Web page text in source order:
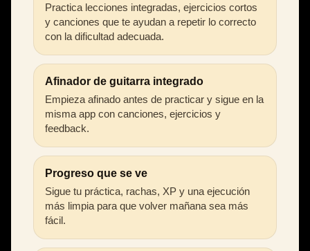
Practica lecciones integradas, ejercicios cortos
y canciones que te ayudan a repetir lo correcto
con la dificultad adecuada.
Afinador de guitarra integrado
Empieza afinado antes de practicar y sigue en la
misma app con canciones, ejercicios y
feedback.
Progreso que se ve
Sigue tu práctica, rachas, XP y una ejecución
más limpia para que volver mañana sea más
fácil.